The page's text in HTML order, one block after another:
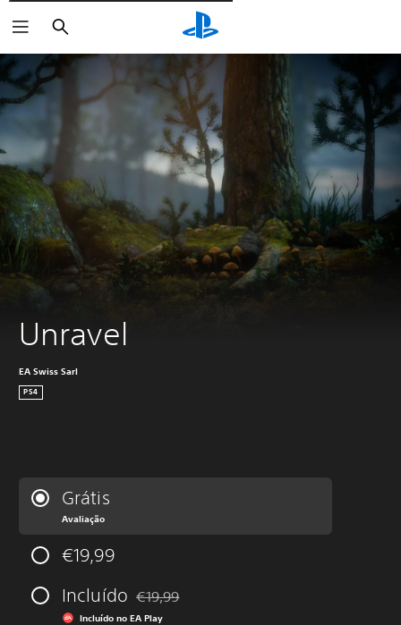
Pesquisar
Unravel
EA Swiss Sarl
PS4
Grátis
Avaliação
€19,99
Incluído Com desconto em relação ao preço original
€19,99
Incluído no EA Play